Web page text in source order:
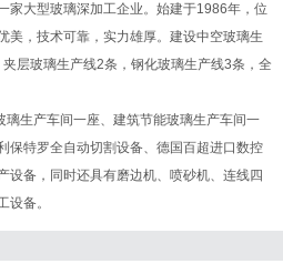
家大型玻璃深加工企业。始建于1986年，位
美，技术可靠，实力雄厚。建设中空玻璃生
层玻璃生产线2条，钢化玻璃生产线3条，全
生产车间一座、建筑节能玻璃生产车间一
保特罗全自动切割设备、德国百超进口数控
设备，同时还具有磨边机、喷砂机、连线四
设备。